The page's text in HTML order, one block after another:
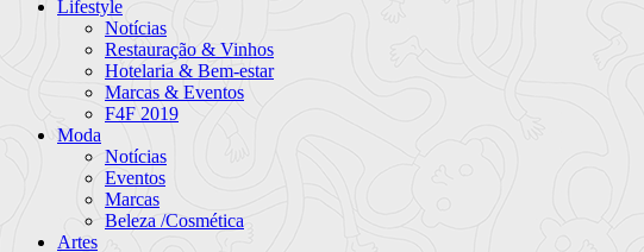
Lifestyle
Notícias
Restauração & Vinhos
Hotelaria & Bem-estar
Marcas & Eventos
F4F 2019
Moda
Notícias
Eventos
Marcas
Beleza /Cosmética
Artes